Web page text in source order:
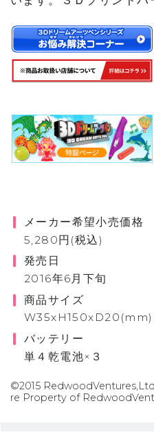
メーカー希望小売価格
5,280円(税込)
発売日
2016年6月下旬
商品サイズ
W35xH150xD20(mm)
バッテリー
単４乾電池×３
©2015
re Property of